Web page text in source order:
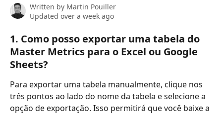
Written by Martin Pouiller
Updated over a week ago
1. Como posso exportar uma tabela do
Master Metrics para o Excel ou Google
Sheets?
Para exportar uma tabela manualmente, clique nos
três pontos ao lado do nome da tabela e selecione a
opção de exportação. Isso permitirá que você baixe a